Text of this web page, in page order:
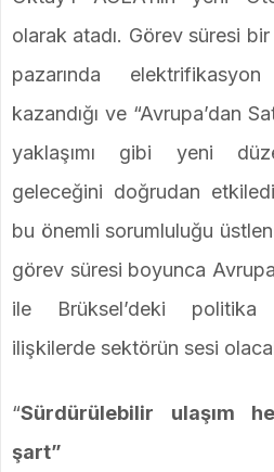
olarak atadı. Görev süresi
pazarında
kazandığı ve “Avrupa’dan
yaklaşımı gibi yeni
geleceğini doğrudan
bu önemli sorumluluğu
görev süresi boyunca
ile Brüksel’deki politika
ilişkilerde sektörün sesi
“Sürdürülebilir ulaşım
şart”